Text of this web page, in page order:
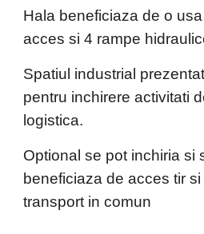
Hala beneficiaza de o
acces si 4 rampe
Spatiul industrial
pentru inchirere activitati
logistica.
Optional se pot inchiria si
beneficiaza de acces tir
transport in comun